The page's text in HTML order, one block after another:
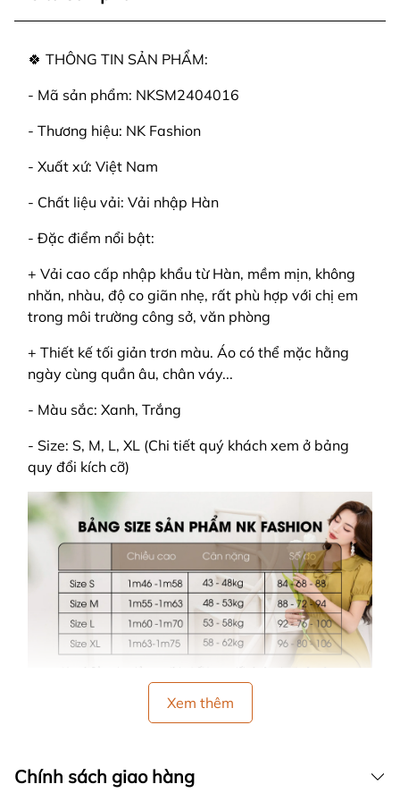
🍀 THÔNG TIN SẢN PHẨM:
- Mã sản phẩm: NKSM2404016
- Thương hiệu: NK Fashion
- Xuất xứ: Việt Nam
- Chất liệu vải: Vải nhập Hàn
- Đặc điểm nổi bật:
+ Vải cao cấp nhập khẩu từ Hàn, mềm mịn, không
nhăn, nhàu, độ co giãn nhẹ, rất phù hợp với chị em
trong môi trường công sở, văn phòng
+ Thiết kế tối giản trơn màu. Áo có thể mặc hằng
ngày cùng quần âu, chân váy...
- Màu sắc: Xanh, Trắng
- Size: S, M, L, XL (Chi tiết quý khách xem ở bảng
quy đổi kích cỡ)
- GIẶT BẰNG TAY: Lộn bề trái sản phẩm lại, rồi
Xem thêm
Chính sách giao hàng